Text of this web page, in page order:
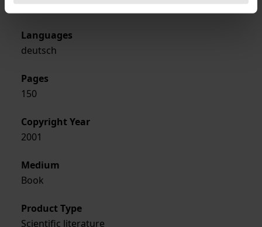
Softcover
Languages
deutsch
Pages
150
Copyright Year
2001
Medium
Book
Product Type
Scientific literature